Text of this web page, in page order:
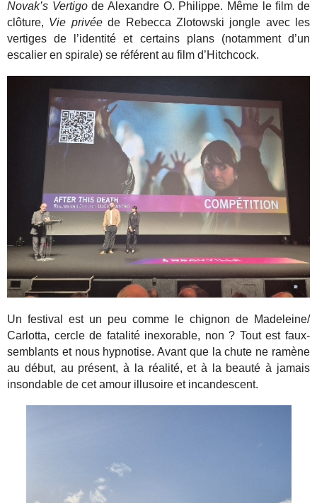
Novak’s Vertigode Alexandre O. Philippe. Même le film de
clôture, Vie privéede Rebecca Zlotowski jongle avec les
vertiges de l’identité et certains plans (notamment d’un
escalier en spirale) se référent au film d’Hitchcock.
Un festival est un peu comme le chignon de Madeleine/
Carlotta, cercle de fatalité inexorable, non ? Tout est faux-
semblants et nous hypnotise. Avant que la chute ne ramène
au début, au présent, à la réalité, et à la beauté à jamais
insondable de cet amour illusoire et incandescent.